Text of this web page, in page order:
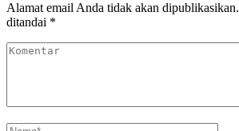
Alamat email Anda tidak akan dipublikasikan.
ditandai *